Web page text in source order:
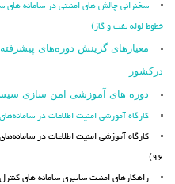
سخنرانی چالش های امنیتی در سامانه های
خطوط لوله نفت و گاز)
معیارهای گزینش دوره‌های
درکشور
دوره های آموزشی امن سازی
کارگاه آموزشی امنیت اطلاعات در سامانه‌های
کارگاه آموزشی امنیت اطلاعات در
۹۶)
راهکارهای امنیت سایبری سامانه های